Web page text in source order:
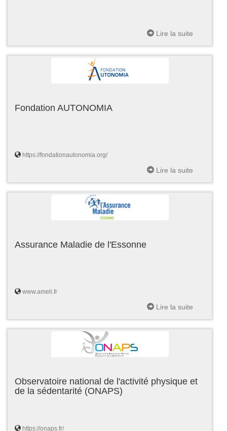
Lire la suite
Fondation AUTONOMIA
https://fondationautonomia.org/
Lire la suite
Assurance Maladie de l'Essonne
www.ameli.fr
Lire la suite
Observatoire national de l'activité physique et
de la sédentarité (ONAPS)
https://onaps.fr/